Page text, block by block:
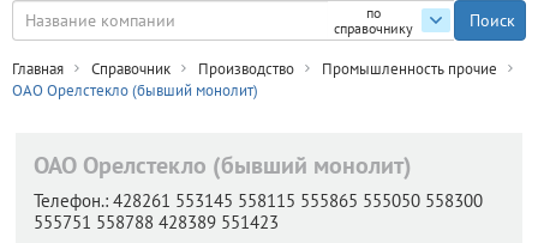
по
справочнику
Главная Справочник Производство
Промышленность прочие
ОАО Орелстекло (бывший монолит)
ОАО Орелстекло (бывший монолит)
Телефон.: 428261 553145 558115 555865 555050 558300
555751 558788 428389 551423